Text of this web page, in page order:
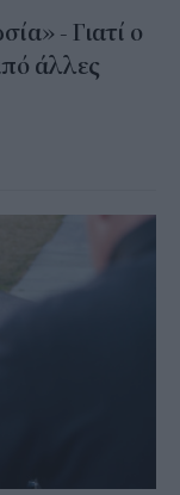
- Γιατί ο
άλλες